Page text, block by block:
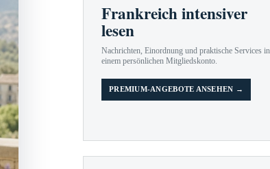
Frankreich intensiver
lesen
Nachrichten, Einordnung und praktische Services in
einem persönlichen Mitgliedskonto.
PREMIUM-ANGEBOTE ANSEHEN →